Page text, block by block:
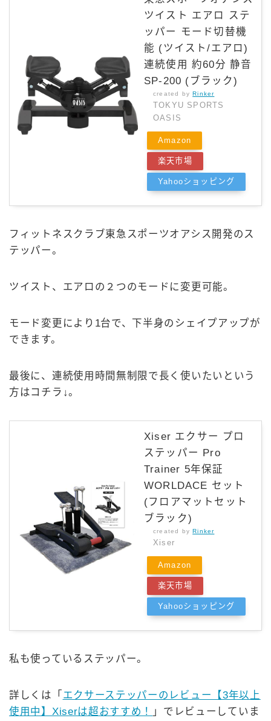
ツイスト エアロ ステ
ッパー モード切替機
能 (ツイスト/エアロ)
連続使用 約60分 静音
SP-200 (ブラック)
created byRinker
TOKYU SPORTS
OASIS
Amazon
楽天市場
Yahooショッピング
フィットネスクラブ東急スポーツオアシス開発のス
テッパー。
ツイスト、エアロの２つのモードに変更可能。
モード変更により1台で、下半身のシェイプアップが
できます。
最後に、連続使用時間無制限で長く使いたいという
方はコチラ↓。
Xiser エクサー プロ
ステッパー Pro
Trainer 5年保証
WORLDACE セット
(フロアマットセット
ブラック)
created byRinker
Xiser
Amazon
楽天市場
Yahooショッピング
私も使っているステッパー。
詳しくは「 エクサーステッパーのレビュー【3年以上
使用中】Xiserは超おすすめ！
」でレビューしていま